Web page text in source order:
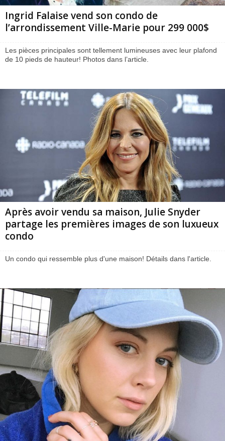
Ingrid Falaise vend son condo de
l’arrondissement Ville-Marie pour 299 000$
Les pièces principales sont tellement lumineuses avec leur plafond
de 10 pieds de hauteur! Photos dans l’article.
Après avoir vendu sa maison, Julie Snyder
partage les premières images de son luxueux
condo
Un condo qui ressemble plus d'une maison! Détails dans l'article.